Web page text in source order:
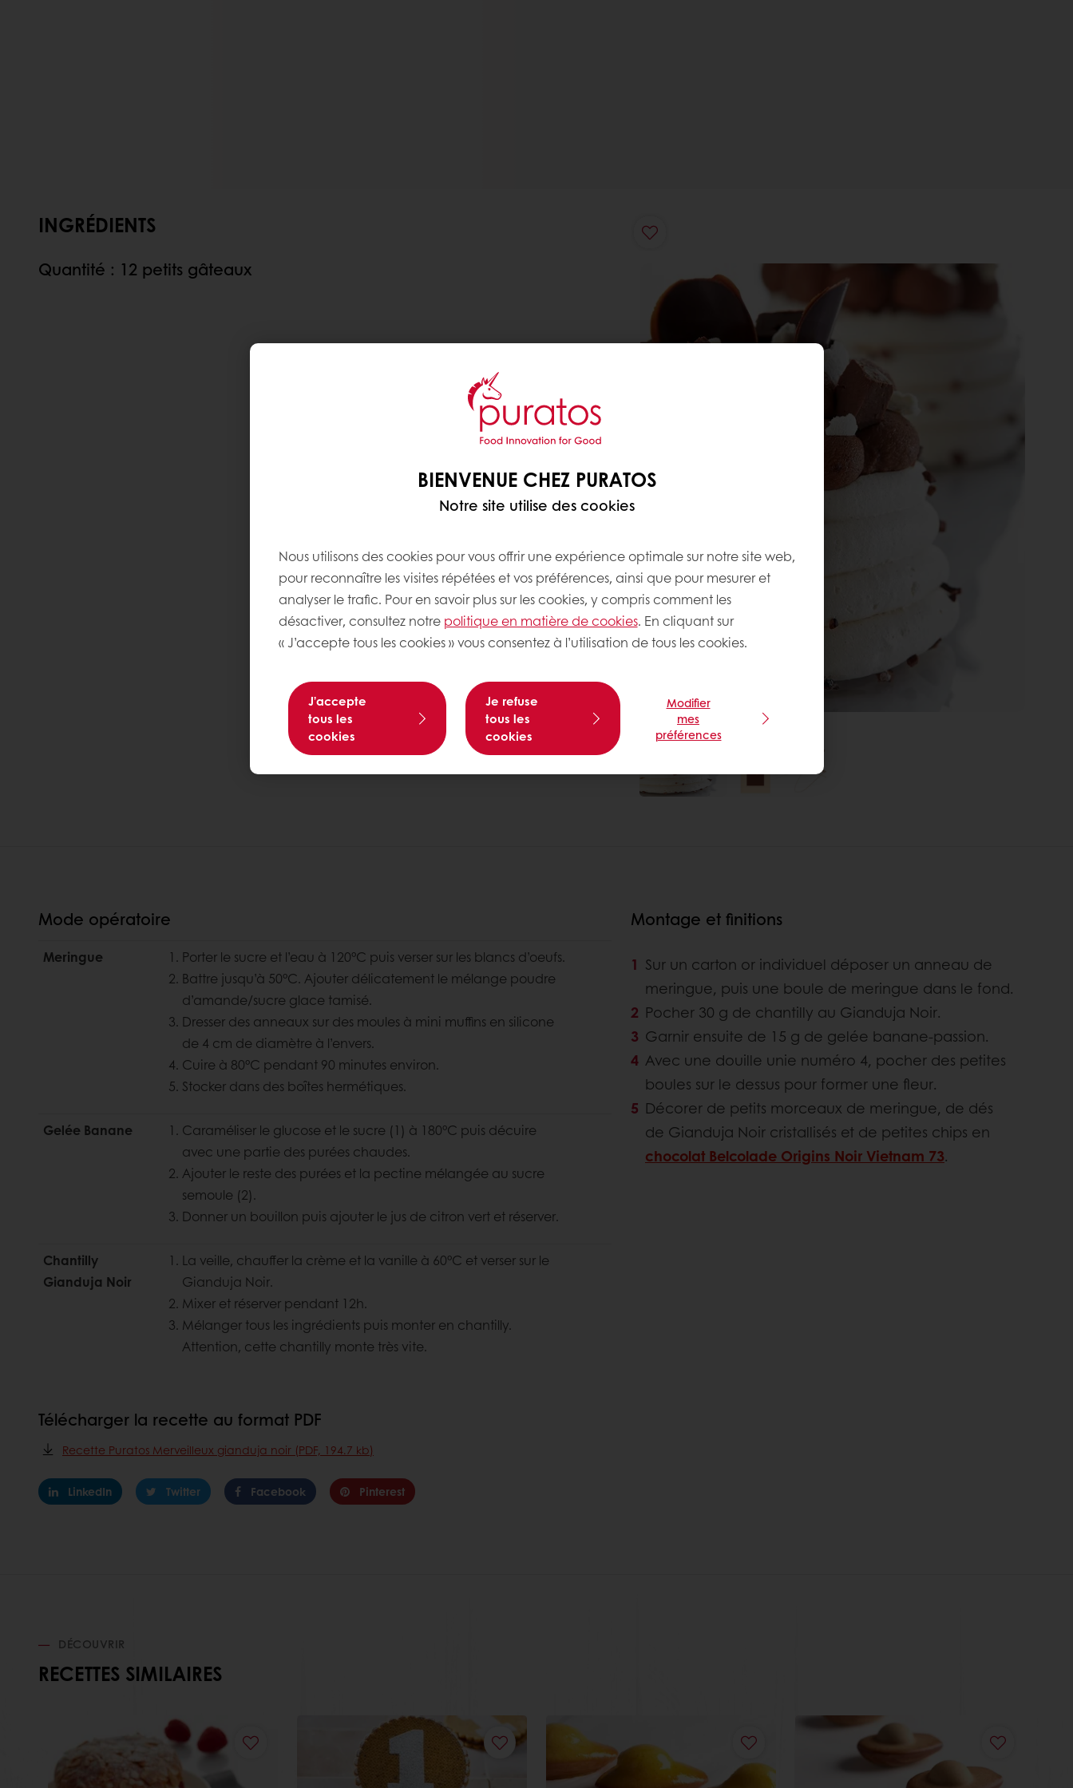
INGRÉDIENTS
Quantité : 12 petits gâteaux
Mode opératoire
Meringue
Porter le sucre et l’eau à 120°C puis verser sur les blancs d’oeufs.
Battre jusqu’à 50°C. Ajouter délicatement le mélange poudre
d’amande/sucre glace tamisé.
Dresser des anneaux sur des moules à mini muffins en silicone
de 4 cm de diamètre à l’envers.
Cuire à 80°C pendant 90 minutes environ.
Stocker dans des boîtes hermétiques.
Gelée Banane
Caraméliser le glucose et le sucre (1) à 180°C puis décuire
avec une partie des purées chaudes.
Ajouter le reste des purées et la pectine mélangée au sucre
semoule (2).
Donner un bouillon puis ajouter le jus de citron vert et réserver.
Chantilly
Gianduja Noir
La veille, chauffer la crème et la vanille à 60°C et verser sur le
Gianduja Noir.
Mixer et réserver pendant 12h.
Mélanger tous les ingrédients puis monter en chantilly.
Attention, cette chantilly monte très vite.
Télécharger la recette au format PDF
Recette Puratos Merveilleux gianduja noir (PDF, 194.7 kb)
LinkedIn Twitter Facebook Pinterest
Montage et finitions
Sur un carton or individuel déposer un anneau de
meringue, puis une boule de meringue dans le fond.
Pocher 30 g de chantilly au Gianduja Noir.
Garnir ensuite de 15 g de gelée banane-passion.
Avec une douille unie numéro 4, pocher des petites
boules sur le dessus pour former une fleur.
Décorer de petits morceaux de meringue, de dés
de Gianduja Noir cristallisés et de petites chips en
chocolat Belcolade Origins Noir Vietnam 73.
DÉCOUVRIR
RECETTES SIMILAIRES
BIENVENUE CHEZ PURATOS
Notre site utilise des cookies
Nous utilisons des cookies pour vous offrir une expérience optimale sur notre site web,
pour reconnaître les visites répétées et vos préférences, ainsi que pour mesurer et
analyser le trafic. Pour en savoir plus sur les cookies, y compris comment les
désactiver, consultez notre politique en matière de cookies. En cliquant sur
« J’accepte tous les cookies » vous consentez à l’utilisation de tous les cookies.
J’accepte
tous les
cookies
Je refuse
tous les
cookies
Modifier
mes
préférences